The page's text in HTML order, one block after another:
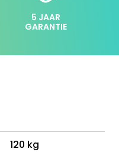
5 JAAR
GARANTIE
120 kg